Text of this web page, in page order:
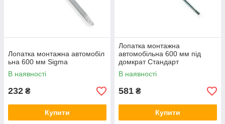
Лопатка монтажна автомобіл
ьна 600 мм Sigma
В наявності
232 ₴
Купити
Лопатка монтажна
автомобільна 600 мм під
домкрат Стандарт
В наявності
581 ₴
Купити